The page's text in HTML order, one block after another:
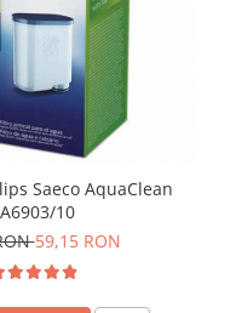
Saeco AquaClean
10
59,15 RON